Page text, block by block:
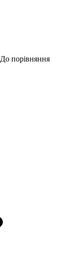
До порівняння